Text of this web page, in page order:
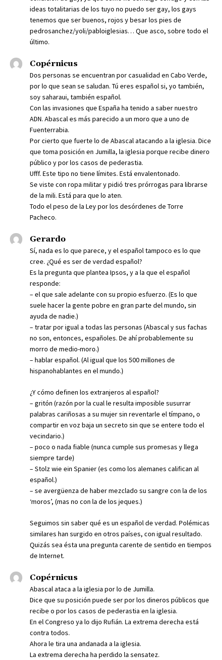
ideas totalitarias de los tuyo no puedo ser gay, los gays
tenemos que ser buenos, rojos y besar los pies de
pedrosanchez/yoli/pabloiglesias… Que asco, sobre todo el
último.
Copérnicus
Dos personas se encuentran por casualidad en Cabo Verde,
por lo que sean se saludan. Tú eres español si, yo también,
soy saharaui, también español.
Con las invasiones que España ha tenido a saber nuestro
ADN. Abascal es más parecido a un moro que a uno de
Fuenterrabia.
Por cierto que fuerte lo de Abascal atacando a la iglesia. Dice
que toma posición en Jumilla, la iglesia porque recibe dinero
público y por los casos de pederastia.
Ufff. Este tipo no tiene límites. Está envalentonado.
Se viste con ropa militar y pidió tres prórrogas para librarse
de la mili. Está para que lo aten.
Todo el peso de la Ley por los desórdenes de Torre
Pacheco.
Gerardo
Sí, nada es lo que parece, y el español tampoco es lo que
cree. ¿Qué es ser de verdad español?
Es la pregunta que plantea Ipsos, y a la que el español
responde:
– el que sale adelante con su propio esfuerzo. (Es lo que
suele hacer la gente pobre en gran parte del mundo, sin
ayuda de nadie.)
– tratar por igual a todas las personas (Abascal y sus fachas
no son, entonces, españoles. De ahí probablemente su
morro de medio-moro.)
– hablar español. (Al igual que los 500 millones de
hispanohablantes en el mundo.)
¿Y cómo definen los extranjeros al español?
– gritón (razón por la cual le resulta imposible susurrar
palabras cariñosas a su mujer sin reventarle el tímpano, o
compartir en voz baja un secreto sin que se entere todo el
vecindario.)
– poco o nada fiable (nunca cumple sus promesas y llega
siempre tarde)
– Stolz wie ein Spanier (es como los alemanes califican al
español.)
– se avergüenza de haber mezclado su sangre con la de los
‘moros’, (mas no con la de los jeques.)
Seguimos sin saber qué es un español de verdad. Polémicas
similares han surgido en otros países, con igual resultado.
Quizás sea ésta una pregunta carente de sentido en tiempos
de Internet.
Copérnicus
Abascal ataca a la iglesia por lo de Jumilla.
Dice que su posición puede ser por los dineros públicos que
recibe o por los casos de pederastia en la iglesia.
En el Congreso ya lo dijo Rufián. La extrema derecha está
contra todos.
Ahora le tira una andanada a la iglesia.
La extrema derecha ha perdido la sensatez.